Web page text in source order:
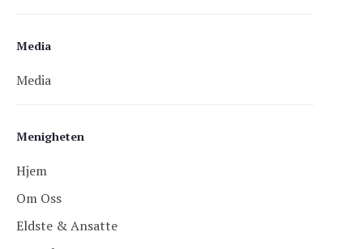
Menigheten
Hjem
Om Oss
Eldste & Ansatte
Media
Media